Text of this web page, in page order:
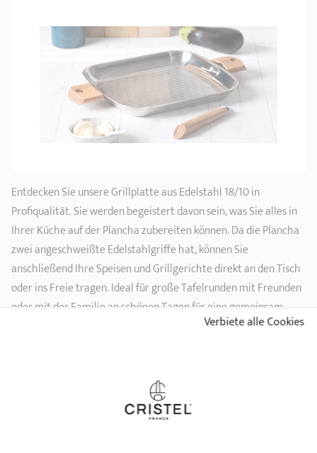
Entdecken Sie unsere Grillplatte aus Edelstahl 18/10 in
Profiqualität. Sie werden begeistert davon sein, was Sie alles in
Ihrer Küche auf der Plancha zubereiten können. Da die Plancha
zwei angeschweißte Edelstahlgriffe hat, können Sie
anschließend Ihre Speisen und Grillgerichte direkt an den Tisch
oder ins Freie tragen. Ideal für große Tafelrunden mit Freunden
oder mit der Familie an schönen Tagen für eine gemeinsam
verbrachte angenehme Zeit. Ein Utensil, das handlicher,
Grillplatte können Sie überallhin mitnehmen. Sie ist für alle
üblichen Kochfelder geeignet auf Induktions-, Gas-, Elektro-,
Halogen- und Glaskeramikherden.
Verbiete alle Cookies